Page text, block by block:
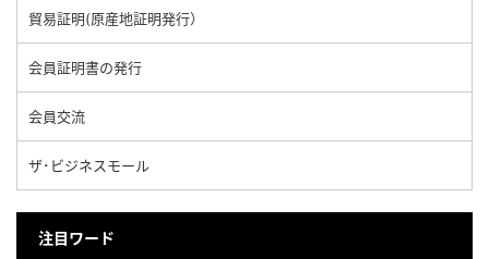
貿易証明(原産地証明発行）
会員証明書の発行
会員交流
ザ･ビジネスモール
注目ワード